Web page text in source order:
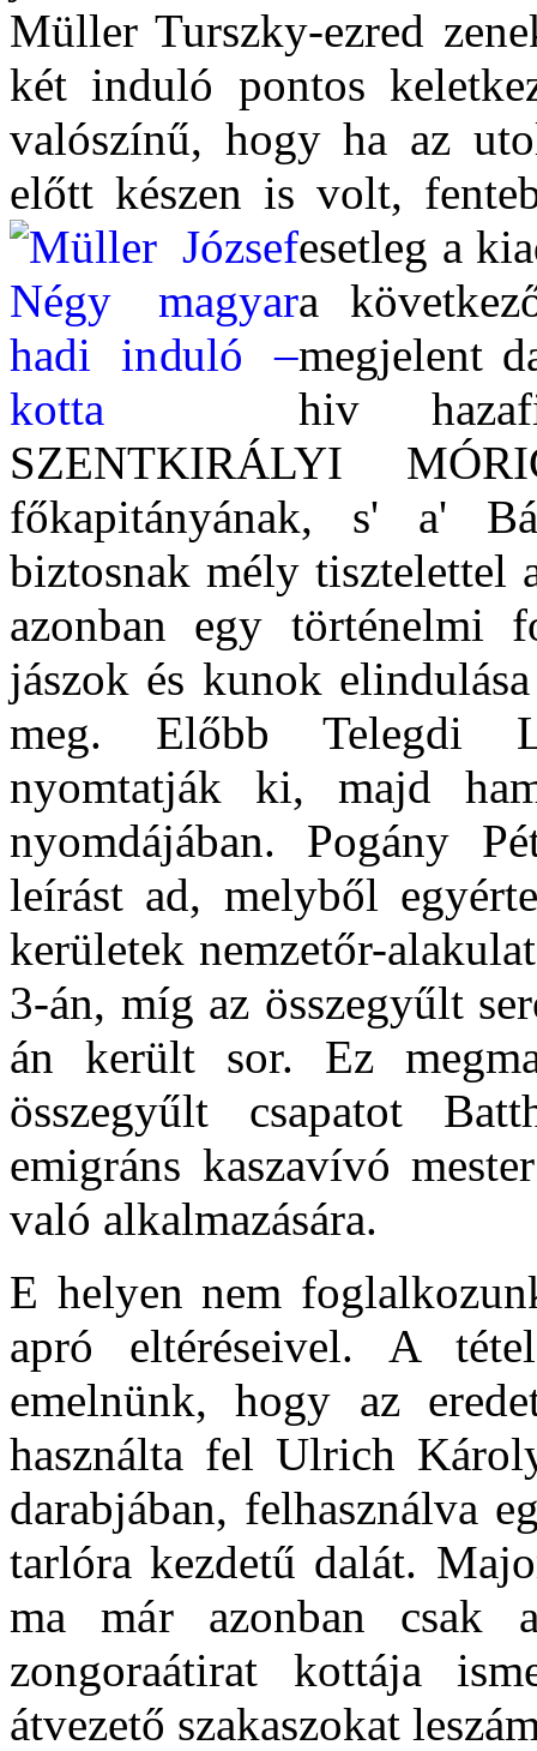
Müller Turszky-ezred
két induló pontos
valószínű, hogy ha az
előtt készen is volt,
esetleg a
a
megjelent
hiv
SZENTKIRÁLYI
főkapitányának, s' a'
biztosnak mély tisztelettel
azonban egy történelmi
jászok és kunok
meg. Előbb Telegdi
nyomtatják ki, majd
nyomdájában. Pogány
leírást ad, melyből
kerületek nemzetőr-
3-án, míg az összegyűlt
án került sor. Ez
összegyűlt csapatot
emigráns kaszavívó
való alkalmazására.
E helyen nem
apró eltéréseivel. A
emelnünk, hogy az
használta fel Ulrich
darabjában, felhasználva
tarlóra kezdetű dalát.
ma már azonban csak
zongoraátirat kottája
átvezető szakaszokat